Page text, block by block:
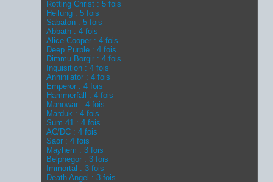
Rotting Christ : 5 fois
Heilung : 5 fois
Sabaton : 5 fois
Abbath : 4 fois
Alice Cooper : 4 fois
Deep Purple : 4 fois
Dimmu Borgir : 4 fois
Inquisition : 4 fois
Annihilator : 4 fois
Emperor : 4 fois
Hammerfall : 4 fois
Manowar : 4 fois
Marduk : 4 fois
Sum 41 : 4 fois
AC/DC : 4 fois
Saor : 4 fois
Mayhem : 3 fois
Belphegor : 3 fois
Immortal : 3 fois
Death Angel : 3 fois